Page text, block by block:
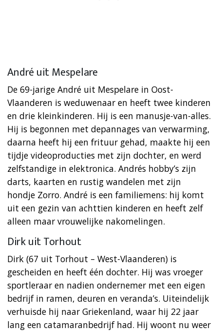
André uit Mespelare
De 69-jarige André uit Mespelare in Oost-
Vlaanderen is weduwenaar en heeft twee kinderen
en drie kleinkinderen. Hij is een manusje-van-alles.
Hij is begonnen met depannages van verwarming,
daarna heeft hij een frituur gehad, maakte hij een
tijdje videoproducties met zijn dochter, en werd
zelfstandige in elektronica. Andrés hobby’s zijn
darts, kaarten en rustig wandelen met zijn
hondje Zorro. André is een familiemens: hij komt
uit een gezin van achttien kinderen en heeft zelf
alleen maar vrouwelijke nakomelingen.
Dirk uit Torhout
Dirk (67 uit Torhout – West-Vlaanderen) is
gescheiden en heeft één dochter. Hij was vroeger
sportleraar en nadien ondernemer met een eigen
bedrijf in ramen, deuren en veranda’s. Uiteindelijk
verhuisde hij naar Griekenland, waar hij 22 jaar
lang een catamaranbedrijf had. Hij woont nu weer